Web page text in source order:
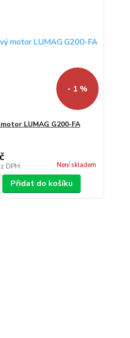
- 1 %
LUMAG G200-FA
DPH Není skladem
Přidat do košíku